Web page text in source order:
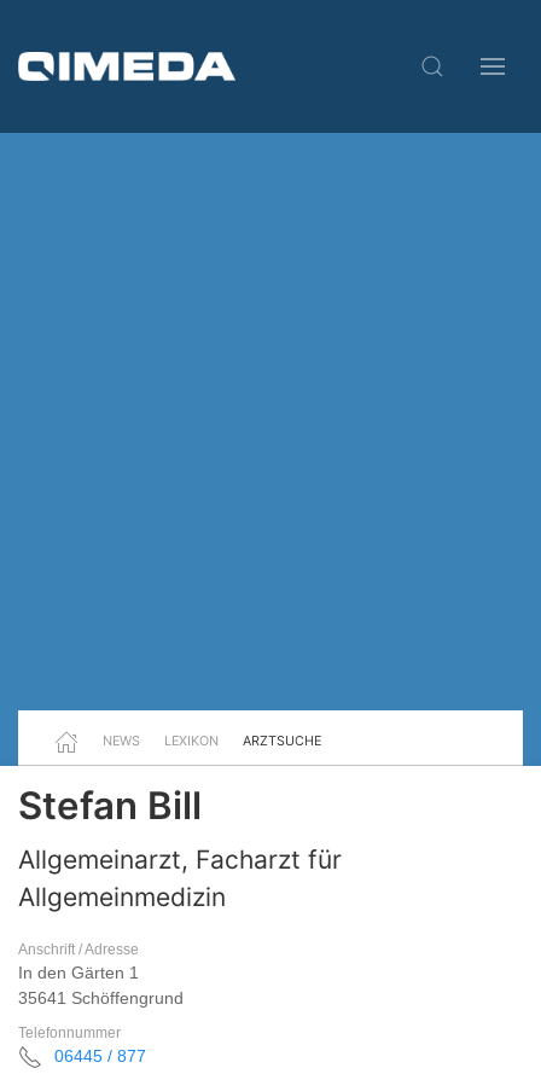
NEWS LEXIKON ARZTSUCHE
Stefan Bill
Allgemeinarzt, Facharzt für
Allgemeinmedizin
Anschrift / Adresse
In den Gärten 1
35641 Schöffengrund
Telefonnummer
06445 / 877